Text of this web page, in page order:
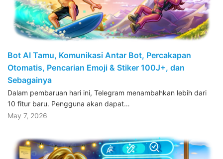
Bot AI Tamu, Komunikasi Antar Bot, Percakapan
Otomatis, Pencarian Emoji & Stiker 100J+, dan
Sebagainya
Dalam pembaruan hari ini, Telegram menambahkan lebih dari
10 fitur baru. Pengguna akan dapat…
May 7, 2026